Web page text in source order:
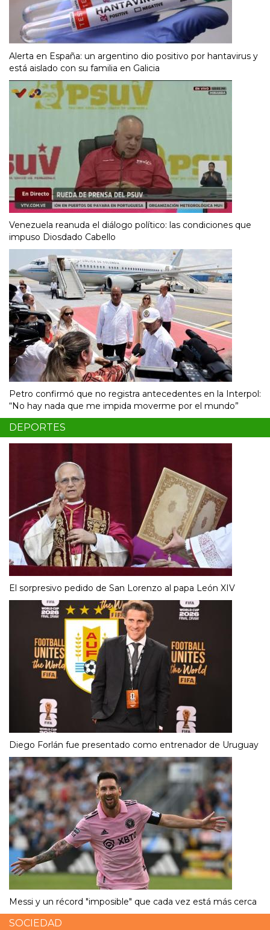
Alerta en España: un argentino dio positivo por hantavirus y
está aislado con su familia en Galicia
Venezuela reanuda el diálogo político: las condiciones que
impuso Diosdado Cabello
Petro confirmó que no registra antecedentes en la Interpol:
“No hay nada que me impida moverme por el mundo”
DEPORTES
El sorpresivo pedido de San Lorenzo al papa León XIV
Diego Forlán fue presentado como entrenador de Uruguay
Messi y un récord "imposible" que cada vez está más cerca
SOCIEDAD